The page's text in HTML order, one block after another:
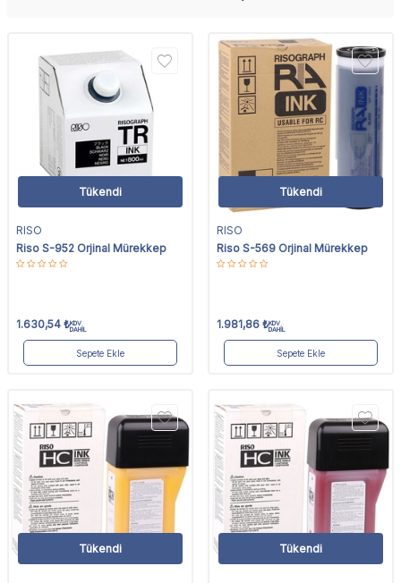
Tükendi
RISO
Riso S-952 Orjinal Mürekkep
1.630,54 ₺KDV
DAHİL
Sepete Ekle
Tükendi
RISO
Riso S-569 Orjinal Mürekkep
1.981,86 ₺KDV
DAHİL
Sepete Ekle
Tükendi Tükendi